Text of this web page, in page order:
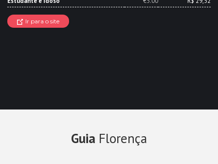
Ir para o site
Guia Florença